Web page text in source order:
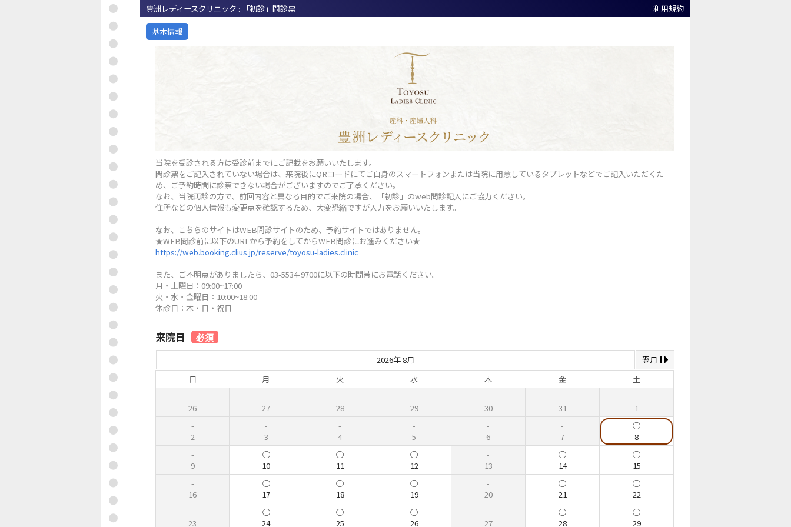
豊洲レディースクリニック : 「初診」問診票 利用規約
基本情報
当院を受診される方は受診前までにご記載をお願いいたします。
問診票をご記入されていない場合は、来院後にQRコードにてご自身のスマートフォンまたは当院に用意しているタブレットなどでご記入いただくた
め、ご予約時間に診察できない場合がございますのでご了承ください。
なお、当院再診の方で、前回内容と異なる目的でご来院の場合、「初診」のweb問診記入にご協力ください。
住所などの個人情報も変更点を確認するため、大変恐縮ですが入力をお願いいたします。
なお、こちらのサイトはWEB問診サイトのため、予約サイトではありません。
★WEB問診前に以下のURLから予約をしてからWEB問診にお進みください★
https://web.booking.clius.jp/reserve/toyosu-ladies.clinic
また、ご不明点がありましたら、03-5534-9700に以下の時間帯にお電話ください。
月・土曜日：09:00~17:00
火・水・金曜日：10:00~18:00
休診日：木・日・祝日
来院日 必須
2026年 8月
翌月
日
月 火 水 木 金 土
26 27 28 29 30 31 1
2 3 4 5 6 7 8
9 10 11 12 13 14 15
16 17 18 19 20 21 22
23 24 25 26 27 28 29